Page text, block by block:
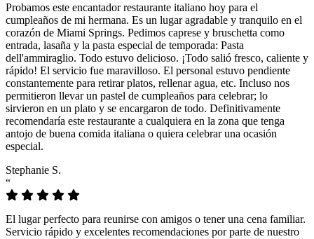
Probamos este encantador restaurante italiano hoy para el
cumpleaños de mi hermana. Es un lugar agradable y tranquilo en el
corazón de Miami Springs. Pedimos caprese y bruschetta como
entrada, lasaña y la pasta especial de temporada: Pasta
dell'ammiraglio. Todo estuvo delicioso. ¡Todo salió fresco, caliente y
rápido! El servicio fue maravilloso. El personal estuvo pendiente
constantemente para retirar platos, rellenar agua, etc. Incluso nos
permitieron llevar un pastel de cumpleaños para celebrar; lo
sirvieron en un plato y se encargaron de todo. Definitivamente
recomendaría este restaurante a cualquiera en la zona que tenga
antojo de buena comida italiana o quiera celebrar una ocasión
especial.
Stephanie S.
“
El lugar perfecto para reunirse con amigos o tener una cena familiar.
Servicio rápido y excelentes recomendaciones por parte de nuestro